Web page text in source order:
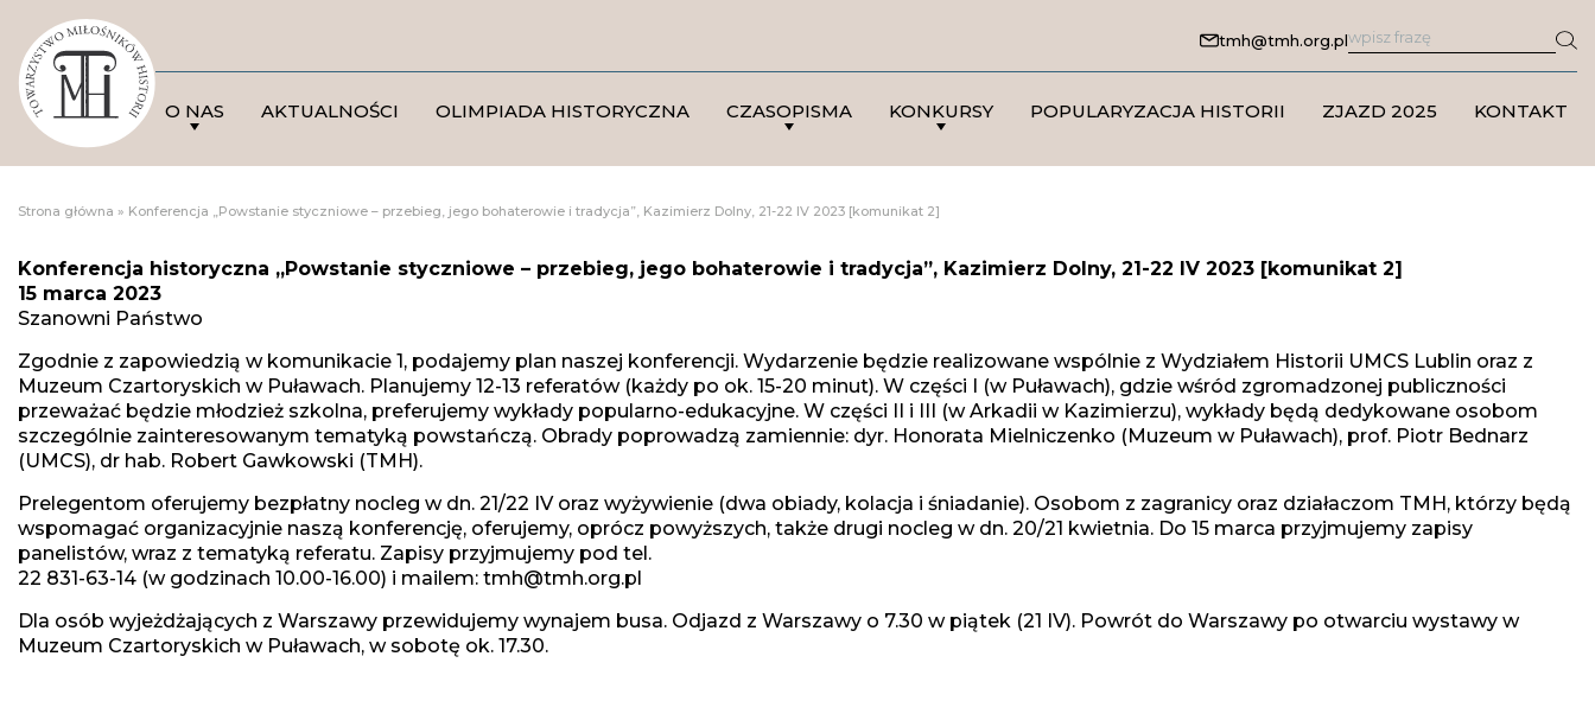
tmh@tmh.org.pl
O NAS AKTUALNOŚCI OLIMPIADA HISTORYCZNA CZASOPISMA KONKURSY POPULARYZACJA HISTORII ZJAZD 2025 KONTAKT
Strona główna » Konferencja „Powstanie styczniowe – przebieg, jego bohaterowie i tradycja”, Kazimierz Dolny, 21-22 IV 2023 [komunikat 2]
Konferencja historyczna „Powstanie styczniowe – przebieg, jego bohaterowie i tradycja”, Kazimierz Dolny, 21-22 IV 2023 [komunikat 2]
15 marca 2023
Szanowni Państwo
Zgodnie z zapowiedzią w komunikacie 1, podajemy plan naszej konferencji. Wydarzenie będzie realizowane wspólnie z Wydziałem Historii UMCS Lublin oraz z
Muzeum Czartoryskich w Puławach. Planujemy 12-13 referatów (każdy po ok. 15-20 minut). W części I (w Puławach), gdzie wśród zgromadzonej publiczności
przeważać będzie młodzież szkolna, preferujemy wykłady popularno-edukacyjne. W części II i III (w Arkadii w Kazimierzu), wykłady będą dedykowane osobom
szczególnie zainteresowanym tematyką powstańczą. Obrady poprowadzą zamiennie: dyr. Honorata Mielniczenko (Muzeum w Puławach), prof. Piotr Bednarz
(UMCS), dr hab. Robert Gawkowski (TMH).
Prelegentom oferujemy bezpłatny nocleg w dn. 21/22 IV oraz wyżywienie (dwa obiady, kolacja i śniadanie). Osobom z zagranicy oraz działaczom TMH, którzy będą
wspomagać organizacyjnie naszą konferencję, oferujemy, oprócz powyższych, także drugi nocleg w dn. 20/21 kwietnia. Do 15 marca przyjmujemy zapisy
panelistów, wraz z tematyką referatu. Zapisy przyjmujemy pod tel.
22 831-63-14 (w godzinach 10.00-16.00) i mailem: tmh@tmh.org.pl
Dla osób wyjeżdżających z Warszawy przewidujemy wynajem busa. Odjazd z Warszawy o 7.30 w piątek (21 IV). Powrót do Warszawy po otwarciu wystawy w
Muzeum Czartoryskich w Puławach, w sobotę ok. 17.30.